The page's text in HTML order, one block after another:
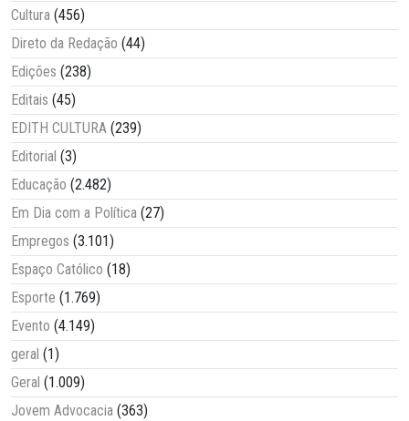
Cultura (456)
Direto da Redação (44)
Edições (238)
Editais (45)
EDITH CULTURA (239)
Editorial (3)
Educação (2.482)
Em Dia com a Política (27)
Empregos (3.101)
Espaço Católico (18)
Esporte (1.769)
Evento (4.149)
geral (1)
Geral (1.009)
Jovem Advocacia (363)